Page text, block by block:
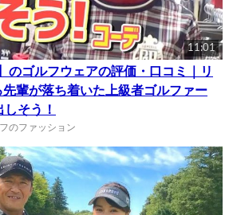
11:01
のゴルフウェアの評価・口コミ｜リ
輩が落ち着いた上級者ゴルファー
そう！
のファッション